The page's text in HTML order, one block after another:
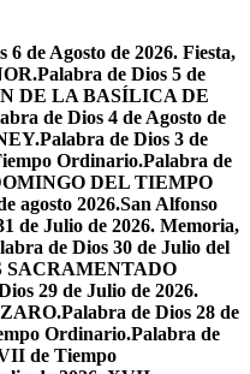
6 de Agosto de 2026. Fiesta,
Palabra de Dios 5 de
DE LA BASÍLICA DE
de Dios 4 de Agosto de
Palabra de Dios 3 de
Ordinario.Palabra de
DEL TIEMPO
agosto 2026.San Alfonso
de Julio de 2026. Memoria,
de Dios 30 de Julio del
SACRAMENTADO
29 de Julio de 2026.
Palabra de Dios 28 de
Ordinario.Palabra de
de Tiempo